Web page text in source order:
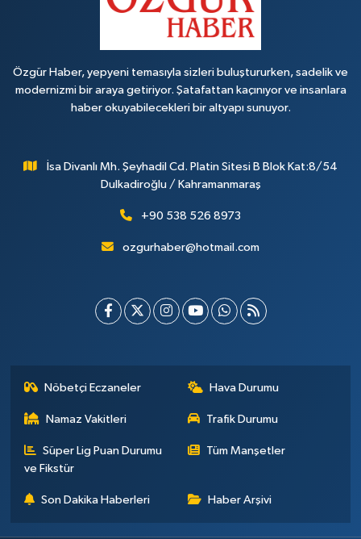
Özgür Haber, yepyeni temasıyla sizleri buluştururken, sadelik ve
modernizmi bir araya getiriyor. Şatafattan kaçınıyor ve insanlara
haber okuyabilecekleri bir altyapı sunuyor.
İsa Divanlı Mh. Şeyhadil Cd. Platin Sitesi B Blok Kat:8/54
Dulkadiroğlu / Kahramanmaraş
+90 538 526 8973
ozgurhaber@hotmail.com
Nöbetçi Eczaneler Hava Durumu
Namaz Vakitleri Trafik Durumu
Süper Lig Puan Durumu
ve Fikstür
Tüm Manşetler
Son Dakika Haberleri Haber Arşivi